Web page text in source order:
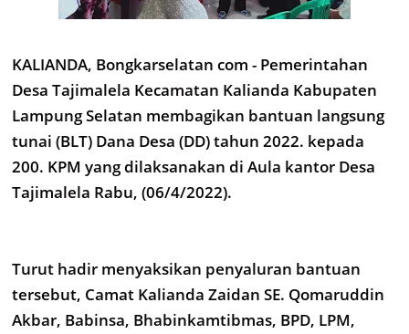
KALIANDA, Bongkarselatan com - Pemerintahan
Desa Tajimalela Kecamatan Kalianda Kabupaten
Lampung Selatan membagikan bantuan langsung
tunai (BLT) Dana Desa (DD) tahun 2022. kepada
200. KPM yang dilaksanakan di Aula kantor Desa
Tajimalela Rabu, (06/4/2022).
Turut hadir menyaksikan penyaluran bantuan
tersebut, Camat Kalianda Zaidan SE. Qomaruddin
Akbar, Babinsa, Bhabinkamtibmas, BPD, LPM,